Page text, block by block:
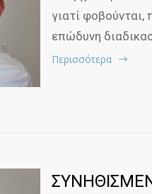
γιατί φοβούνται,
επώδυνη
Περισσότερα